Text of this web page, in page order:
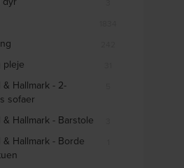
pleje
& Hallmark - 2-
sofaer
& Hallmark - Barstole
& Hallmark - Borde